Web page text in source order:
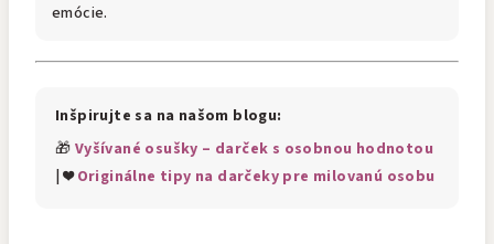
emócie.
Inšpirujte sa na našom blogu:
🎁 Vyšívané osušky – darček s osobnou hodnotou
| ❤️Originálne tipy na darčeky pre milovanú osobu